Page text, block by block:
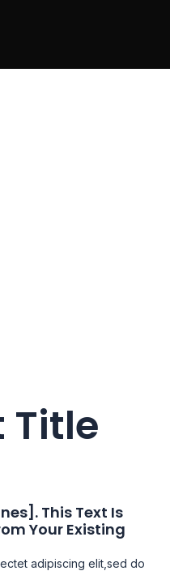
Title
This Text Is
Your Existing
adipiscing elit,sed do